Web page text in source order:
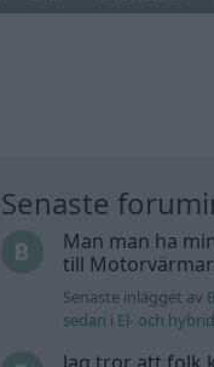
Senaste
Man man ha
till
Senaste inlägget av
sedan i El- och